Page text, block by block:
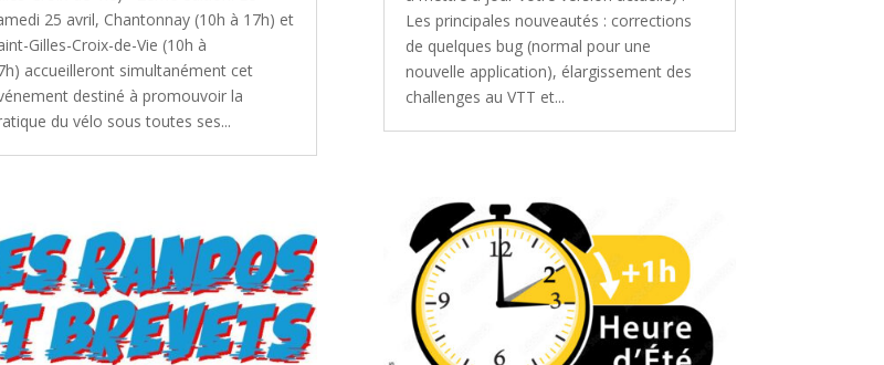
25 avril, Chantonnay (10h à 17h) et
Gilles-Croix-de-Vie (10h à
accueilleront simultanément cet
destiné à promouvoir la
du vélo sous toutes ses...
Les principales nouveautés : corrections
de quelques bug (normal pour une
nouvelle application), élargissement des
challenges au VTT et...